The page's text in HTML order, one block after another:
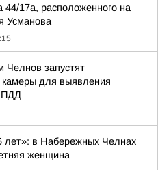
44/17а, расположенного на
Усманова
Челнов запустят
для выявления
ПДД
лет»: в Набережных Челнах
женщина